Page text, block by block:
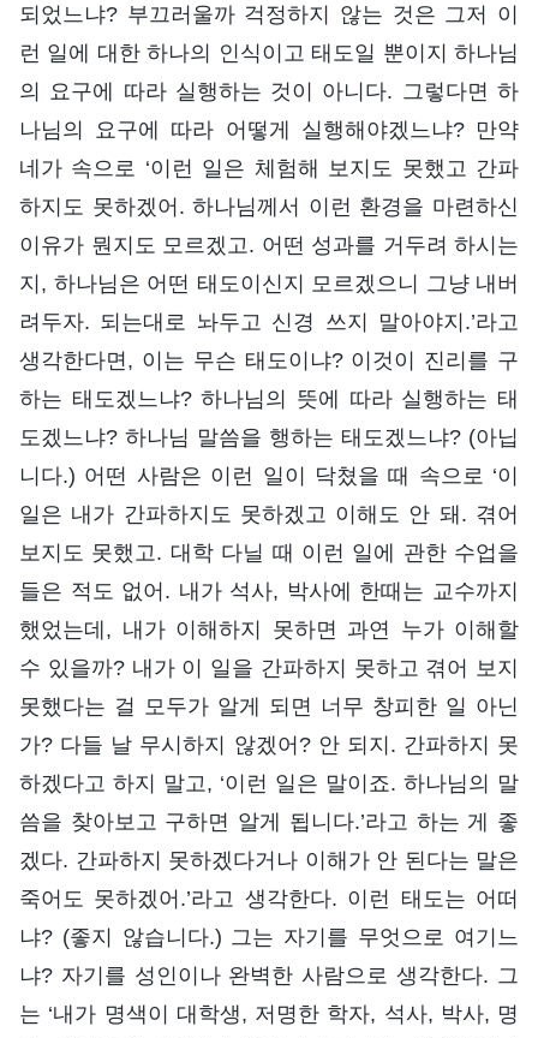
되었느냐? 부끄러울까 걱정하지 않는 것은 그저 이
런 일에 대한 하나의 인식이고 태도일 뿐이지 하나님
의 요구에 따라 실행하는 것이 아니다. 그렇다면 하
나님의 요구에 따라 어떻게 실행해야겠느냐? 만약
네가 속으로 ‘이런 일은 체험해 보지도 못했고 간파
하지도 못하겠어. 하나님께서 이런 환경을 마련하신
이유가 뭔지도 모르겠고. 어떤 성과를 거두려 하시는
지, 하나님은 어떤 태도이신지 모르겠으니 그냥 내버
려두자. 되는대로 놔두고 신경 쓰지 말아야지.’라고
생각한다면, 이는 무슨 태도이냐? 이것이 진리를 구
하는 태도겠느냐? 하나님의 뜻에 따라 실행하는 태
도겠느냐? 하나님 말씀을 행하는 태도겠느냐? (아닙
니다.) 어떤 사람은 이런 일이 닥쳤을 때 속으로 ‘이
일은 내가 간파하지도 못하겠고 이해도 안 돼. 겪어
보지도 못했고. 대학 다닐 때 이런 일에 관한 수업을
들은 적도 없어. 내가 석사, 박사에 한때는 교수까지
했었는데, 내가 이해하지 못하면 과연 누가 이해할
수 있을까? 내가 이 일을 간파하지 못하고 겪어 보지
못했다는 걸 모두가 알게 되면 너무 창피한 일 아닌
가? 다들 날 무시하지 않겠어? 안 되지. 간파하지 못
하겠다고 하지 말고, ‘이런 일은 말이죠. 하나님의 말
씀을 찾아보고 구하면 알게 됩니다.’라고 하는 게 좋
겠다. 간파하지 못하겠다거나 이해가 안 된다는 말은
죽어도 못하겠어.’라고 생각한다. 이런 태도는 어떠
냐? (좋지 않습니다.) 그는 자기를 무엇으로 여기느
냐? 자기를 성인이나 완벽한 사람으로 생각한다. 그
는 ‘내가 명색이 대학생, 저명한 학자, 석사, 박사, 명